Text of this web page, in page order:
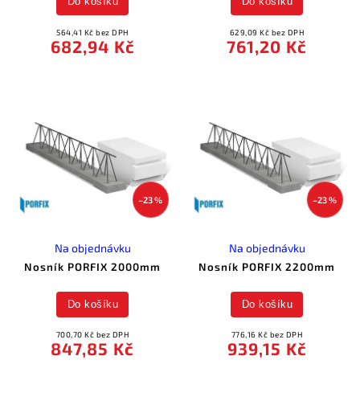
564,41 Kč bez DPH
682,94 Kč
629,09 Kč bez DPH
761,20 Kč
–23 %
Nosník PORFIX 2000mm
Na objednávku
700,70 Kč bez DPH
847,85 Kč
Do košíku
–23 %
Nosník PORFIX 2200mm
Na objednávku
776,16 Kč bez DPH
939,15 Kč
Do košíku